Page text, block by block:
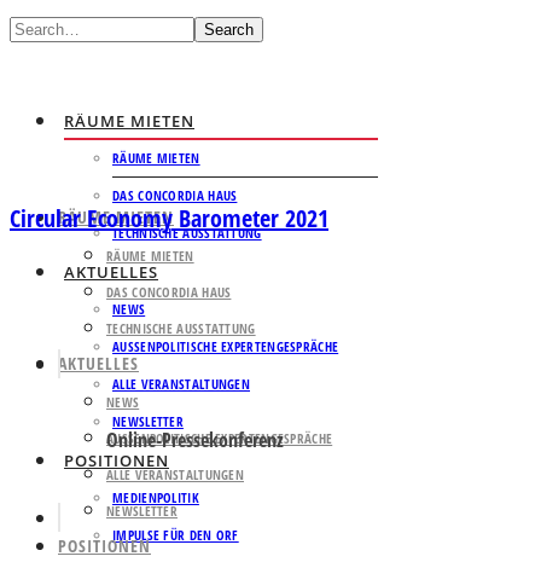
Search
RÄUME MIETEN
RÄUME MIETEN
DAS CONCORDIA HAUS
TECHNISCHE AUSSTATTUNG
AKTUELLES
NEWS
AUSSENPOLITISCHE EXPERTENGESPRÄCHE
ALLE VERANSTALTUNGEN
NEWSLETTER
POSITIONEN
MEDIENPOLITIK
IMPULSE FÜR DEN ORF
RÄUME MIETEN
RÄUME MIETEN
DAS CONCORDIA HAUS
TECHNISCHE AUSSTATTUNG
AKTUELLES
NEWS
AUSSENPOLITISCHE EXPERTENGESPRÄCHE
ALLE VERANSTALTUNGEN
NEWSLETTER
POSITIONEN
Circular Economy Barometer 2021
Online-Pressekonferenz